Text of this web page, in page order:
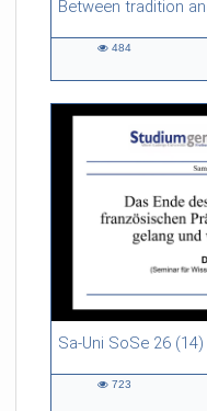
54:13 duration
484
Sa-Uni SoSe 26
46:53 duration
723